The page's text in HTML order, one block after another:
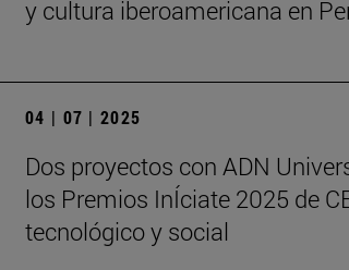
y cultura iberoamericana en
04 | 07 | 2025
Dos proyectos con ADN
los Premios InÍciate 2025 de
tecnológico y social